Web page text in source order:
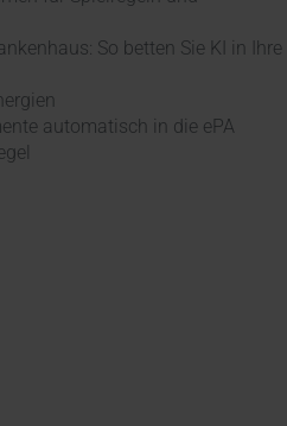
So betten Sie KI in Ihre
automatisch in die ePA